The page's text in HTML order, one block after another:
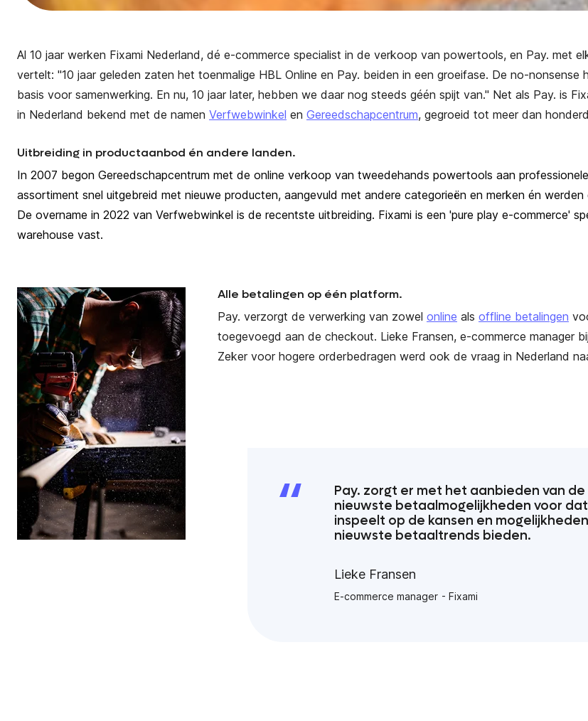
Al 10 jaar werken Fixami Nederland, dé e-commerce specialist in de verkoop van powertools, en Pay. met
vertelt: "10 jaar geleden zaten het toenmalige HBL Online en Pay. beiden in een groeifase. De no-
basis voor samenwerking. En nu, 10 jaar later, hebben we daar nog steeds géén spijt van." Net als Pay. is
in Nederland bekend met de namen Verfwebwinkel en Gereedschapcentrum, gegroeid tot meer dan
Uitbreiding in productaanbod én andere landen.
In 2007 begon Gereedschapcentrum met de online verkoop van tweedehands powertools aan
assortiment snel uitgebreid met nieuwe producten, aangevuld met andere categorieën en merken én
De overname in 2022 van Verfwebwinkel is de recentste uitbreiding. Fixami is een 'pure play e-commerce'
warehouse vast.
Alle betalingen op één platform.
Pay. verzorgt de verwerking van zowel online als offline betalingen
toegevoegd aan de checkout. Lieke Fransen, e-commerce manager
Zeker voor hogere orderbedragen werd ook de vraag in Nederland
Pay. zorgt er met het aanbieden van de
nieuwste betaalmogelijkheden voor dat
inspeelt op de kansen en
nieuwste betaaltrends bieden.
Lieke Fransen
E-commerce manager Fixami